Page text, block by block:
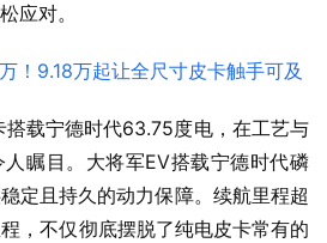
应对。
搭载宁德时代63.75度电，在工艺与
瞩目。大将军EV搭载宁德时代磷
定且持久的动力保障。续航里程超
，不仅彻底摆脱了纯电皮卡常有的